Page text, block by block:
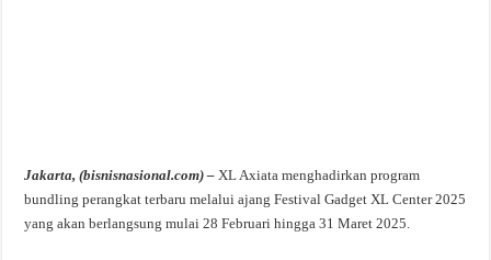
Jakarta, (bisnisnasional.com) – XL Axiata menghadirkan program
bundling perangkat terbaru melalui ajang Festival Gadget XL Center 2025
yang akan berlangsung mulai 28 Februari hingga 31 Maret 2025.